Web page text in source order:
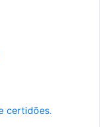
certidões.